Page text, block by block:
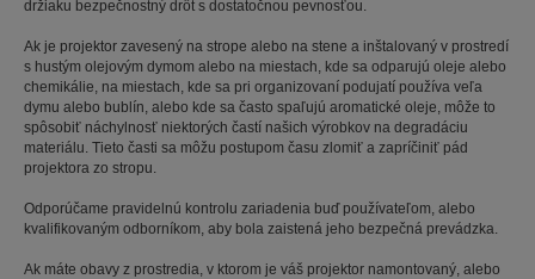
držiaku bezpečnostný drôt s dostatočnou pevnosťou.
Ak je projektor zavesený na strope alebo na stene a inštalovaný v prostredí
s hustým olejovým dymom alebo na miestach, kde sa odparujú oleje alebo
chemikálie, na miestach, kde sa pri organizovaní podujatí používa veľa
dymu alebo bublín, alebo kde sa často spaľujú aromatické oleje, môže to
spôsobiť náchylnosť niektorých častí našich výrobkov na degradáciu
materiálu. Tieto časti sa môžu postupom času zlomiť a zapríčiniť pád
projektora zo stropu.
Odporúčame pravidelnú kontrolu zariadenia buď používateľom, alebo
kvalifikovaným odborníkom, aby bola zaistená jeho bezpečná prevádzka.
Ak máte obavy z prostredia, v ktorom je váš projektor namontovaný, alebo